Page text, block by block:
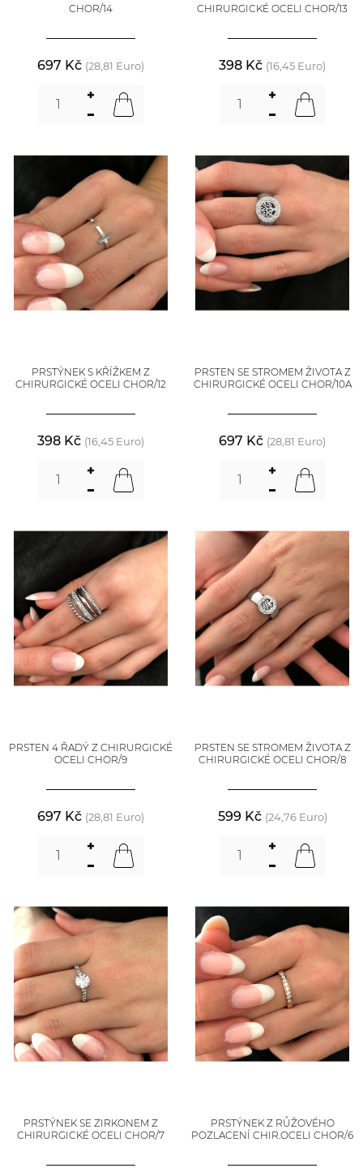
CHOR/14
697 Kč (28,81 Euro)
CHIRURGICKÉ OCELI CHOR/13
398 Kč (16,45 Euro)
PRSTÝNEK S KŘÍŽKEM Z
CHIRURGICKÉ OCELI CHOR/12
398 Kč (16,45 Euro)
PRSTEN SE STROMEM ŽIVOTA Z
CHIRURGICKÉ OCELI CHOR/10A
697 Kč (28,81 Euro)
PRSTEN 4 ŘADÝ Z CHIRURGICKÉ
OCELI CHOR/9
697 Kč (28,81 Euro)
PRSTEN SE STROMEM ŽIVOTA Z
CHIRURGICKÉ OCELI CHOR/8
599 Kč (24,76 Euro)
PRSTÝNEK SE ZIRKONEM Z
CHIRURGICKÉ OCELI CHOR/7
PRSTÝNEK Z RŮŽOVÉHO
POZLACENÍ CHIR.OCELI CHOR/6